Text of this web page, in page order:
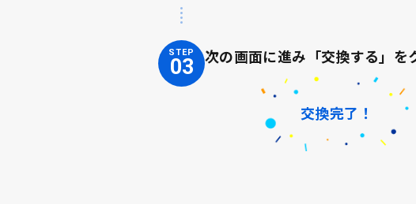
STEP
03 次の画面に進み「交換する」を
交換完了！